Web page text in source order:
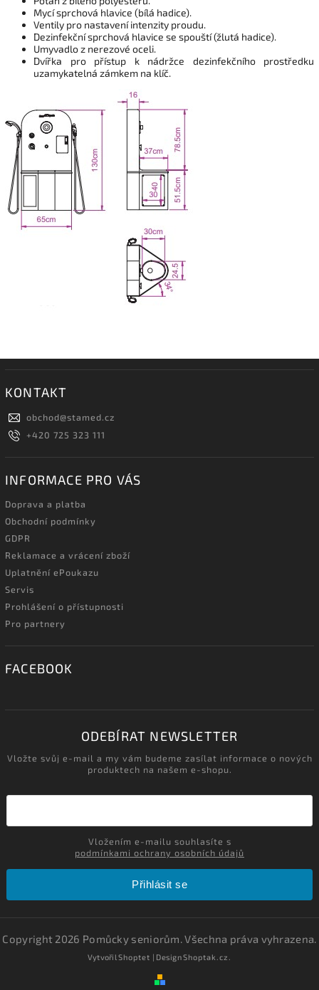
Mycí sprchová hlavice (bílá hadice).
Ventily pro nastavení intenzity proudu.
Dezinfekční sprchová hlavice se spouští (žlutá hadice).
Umyvadlo z nerezové oceli.
Dvířka pro přístup k nádržce dezinfekčního prostředku
uzamykatelná zámkem na klíč.
KONTAKT
obchod@stamed.cz
+420 725 323 111
INFORMACE PRO VÁS
Doprava a platba
Obchodní podmínky
GDPR
Reklamace a vrácení zboží
Uplatnění ePoukazu
Servis
Prohlášení o přístupnosti
Pro partnery
FACEBOOK
ODEBÍRAT NEWSLETTER
Vložte svůj e-mail a my vám budeme zasílat informace o nových
produktech na našem e-shopu.
podmínkami ochrany osobních údajů
Přihlásit se
Copyright 2026 Pomůcky seniorům. Všechna práva vyhrazena.
VytvořilShoptet | DesignShoptak.cz.